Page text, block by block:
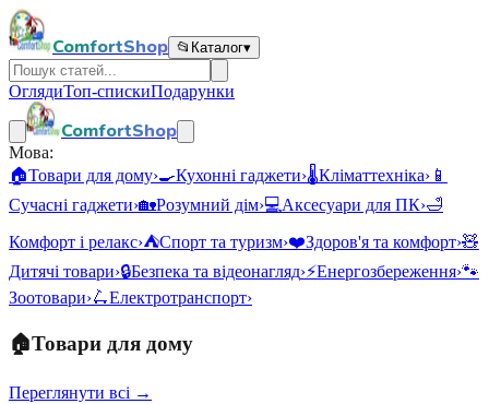
ComfortShop 📂 Каталог▾
ОглядиТоп-спискиПодарунки
ComfortShop
Мова:
🏠Товари для дому›🍳Кухонні гаджети›🌡️Кліматтехніка› 📱
Сучасні гаджети›🏡Розумний дім›💻Аксесуари для ПК›🛁
Комфорт і релакс›⛺Спорт та туризм›❤️Здоров'я та комфорт›🧸
Дитячі товари›🔒Безпека та відеонагляд›⚡Енергозбереження›🐾
Зоотовари›🛴Електротранспорт›
🏠Товари для дому
Переглянути всі →